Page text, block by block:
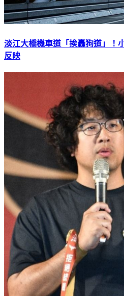
淡江大橋機車道「挨轟狗道」
反映